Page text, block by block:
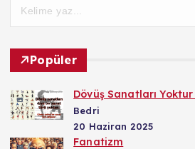
Popüler
Dövüş Sanatları
Bedri
20 Haziran 2025
Fanatizm